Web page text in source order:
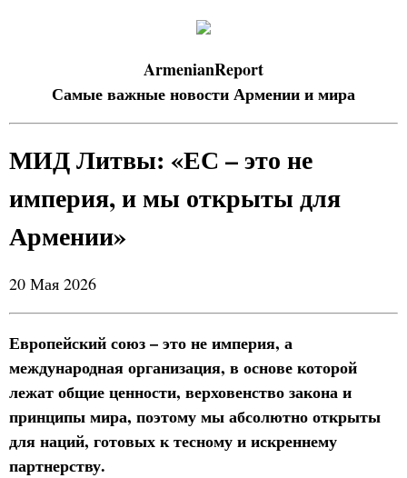
ArmenianReport
Самые важные новости Армении и мира
МИД Литвы: «ЕС – это не
империя, и мы открыты для
Армении»
20 Мая 2026
Европейский союз – это не империя, а
международная организация, в основе которой
лежат общие ценности, верховенство закона и
принципы мира, поэтому мы абсолютно открыты
для наций, готовых к тесному и искреннему
партнерству.